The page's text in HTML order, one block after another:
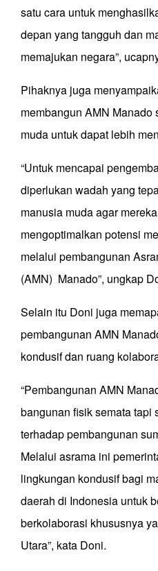
satu cara untuk
depan yang tangguh dan
memajukan negara”,
Pihaknya juga
membangun AMN
muda untuk dapat lebih
“Untuk mencapai
diperlukan wadah yang
manusia muda agar
mengoptimalkan potensi
melalui pembangunan
(AMN) Manado”, ungkap
Selain itu Doni juga
pembangunan AMN
kondusif dan ruang
“Pembangunan AMN
bangunan fisik semata tapi
terhadap pembangunan
Melalui asrama ini
lingkungan kondusif bagi
daerah di Indonesia untuk
berkolaborasi khususnya
Utara”, kata Doni.